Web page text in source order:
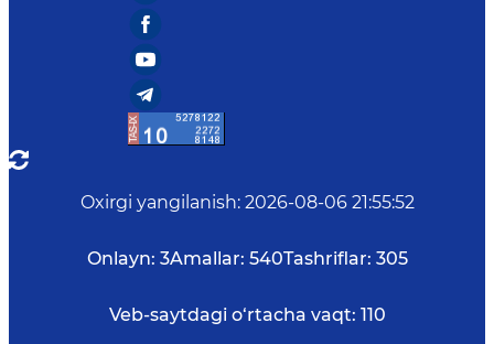
Oxirgi yangilanish: 2026-08-06 21:55:52
Onlayn: 3Amallar: 540Tashriflar: 305
Veb-saytdagi o‘rtacha vaqt: 110